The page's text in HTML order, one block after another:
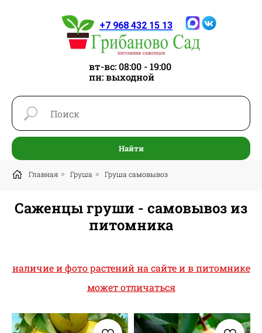
+7 968 432 15 13
вт-вс: 08:00 - 19:00
пн: выходной
Найти
Главная » Груша » Груша самовывоз
Саженцы груши - самовывоз из
питомника
наличие и фото растений на сайте и в питомнике
может отличаться